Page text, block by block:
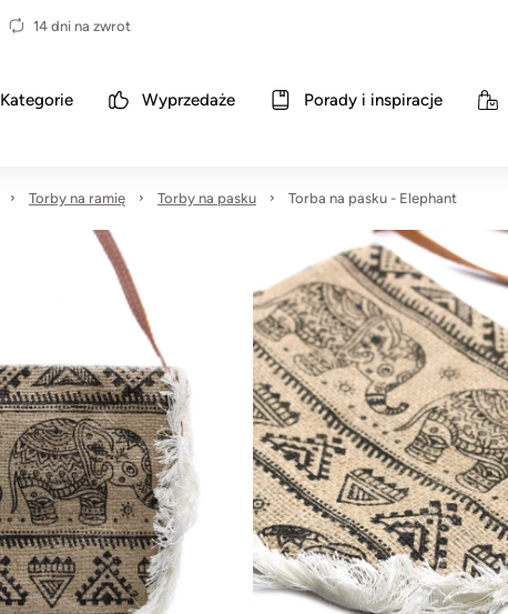
14 dni na zwrot
Kategorie Wyprzedaże Porady i inspiracje
Torby na ramię Torby na pasku Torba na pasku - Elephant